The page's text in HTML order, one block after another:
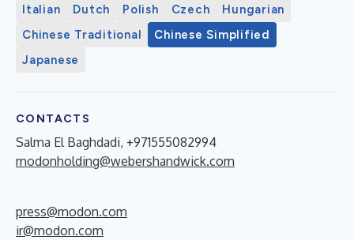
Italian
Dutch Polish Czech
Hungarian
Chinese Traditional
Chinese Simplified
Japanese
CONTACTS
Salma El Baghdadi, +971555082994
modonholding@webershandwick.com
press@modon.com
ir@modon.com